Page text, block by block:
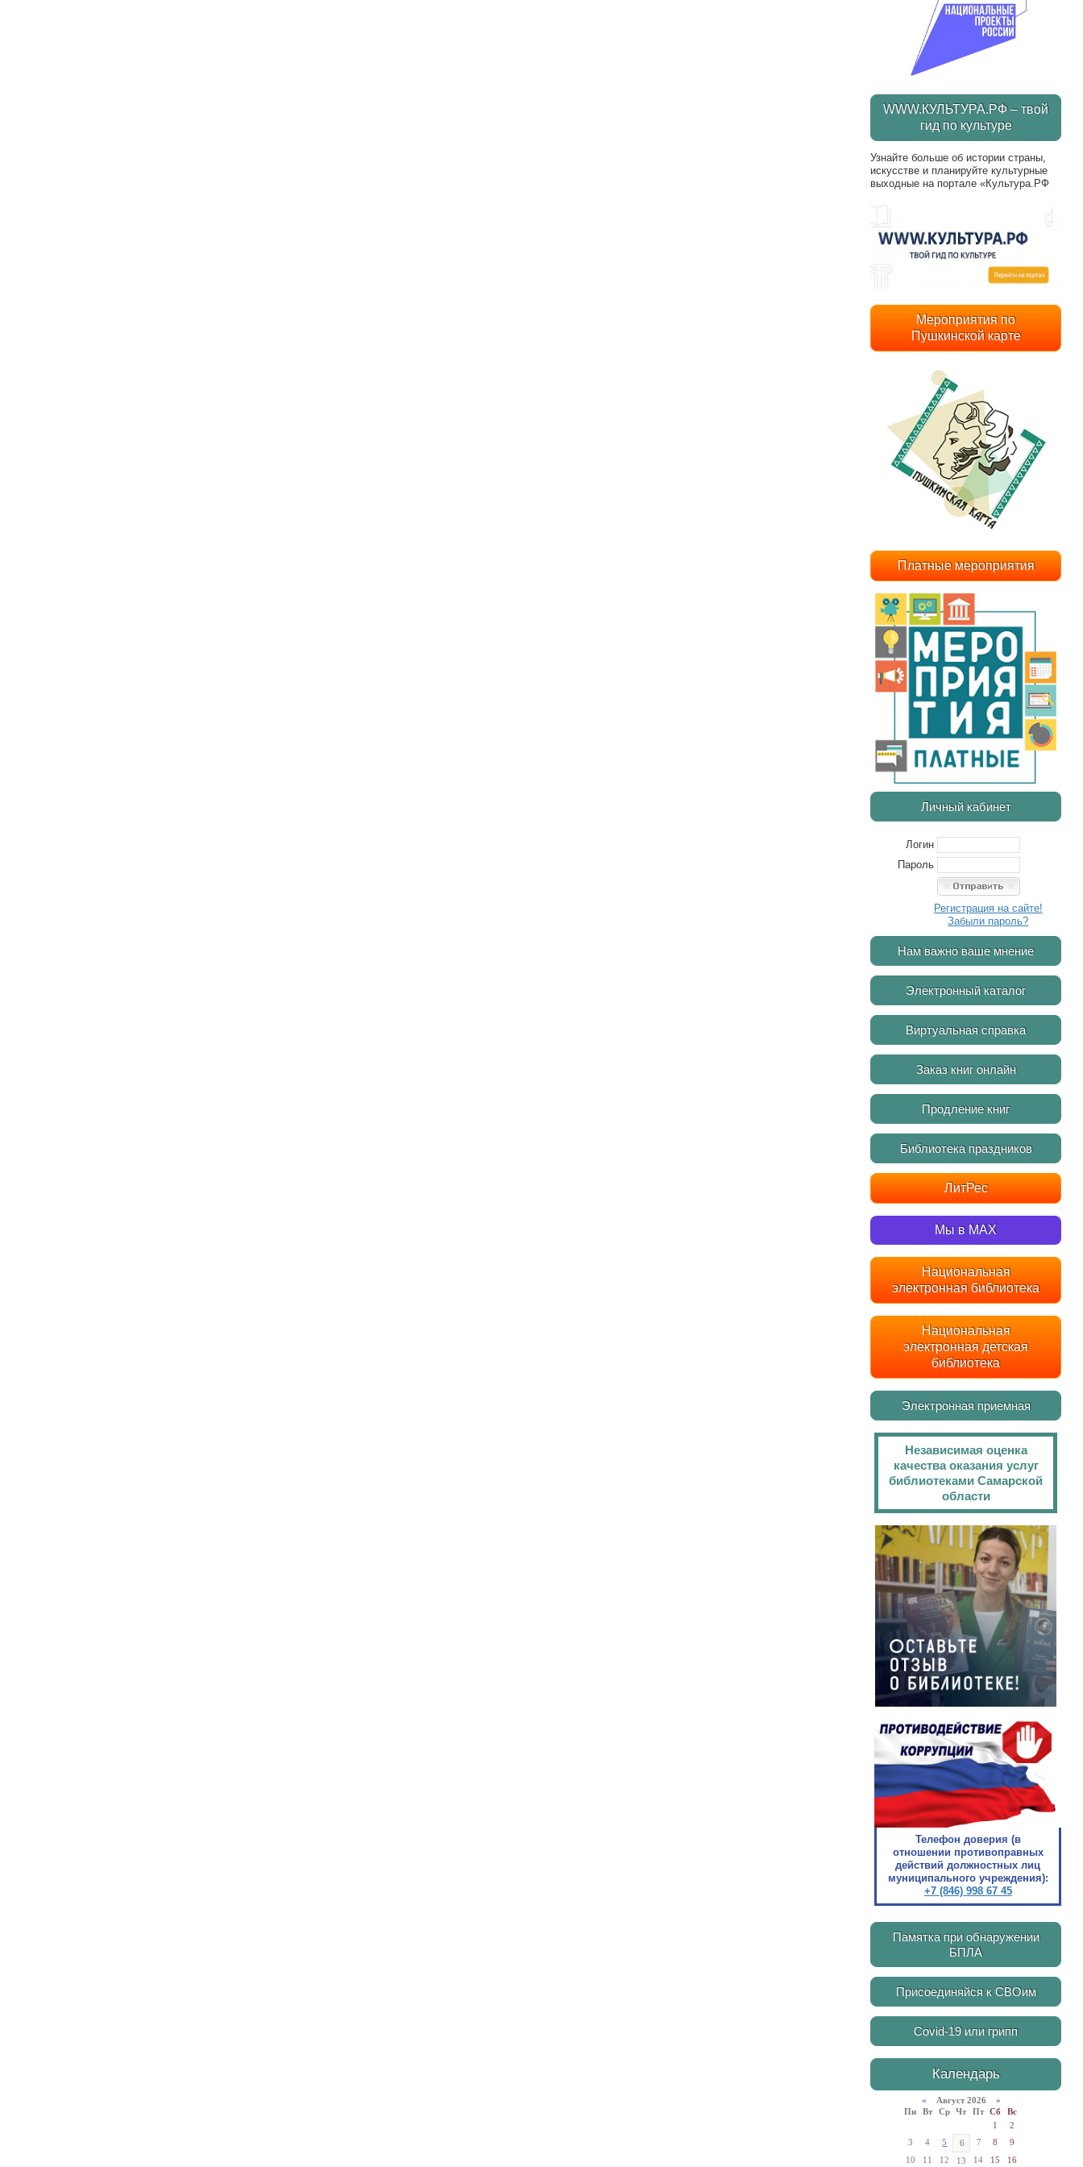
WWW.КУЛЬТУРА.РФ – твой
гид по культуре
Узнайте больше об истории страны,
искусстве и планируйте культурные
выходные на портале «Культура.РФ
Мероприятия по
Пушкинской карте
Платные мероприятия
Личный кабинет
Логин
Пароль
Регистрация на сайте!
Забыли пароль?
Нам важно ваше мнение
Электронный каталог
Виртуальная справка
Заказ книг онлайн
Продление книг
Библиотека праздников
ЛитРес
Мы в MAX
Национальная
электронная библиотека
Национальная
электронная детская
библиотека
Электронная приемная
Независимая оценка
качества оказания услуг
библиотеками Самарской
области
Телефон доверия (в
отношении противоправных
действий должностных лиц
муниципального учреждения):
+7 (846) 998 67 45
Памятка при обнаружении
БПЛА
Присоединяйся к СВОим
Covid-19 или грипп
Календарь
« Август 2026 »
Пн
Вт Ср Чт Пт Сб
Вс
1
2
3
4 5 6 7 8
9
10
11 12 13 14 15 16